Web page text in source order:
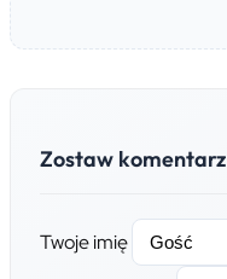
Zostaw komentarz
Twoje imię